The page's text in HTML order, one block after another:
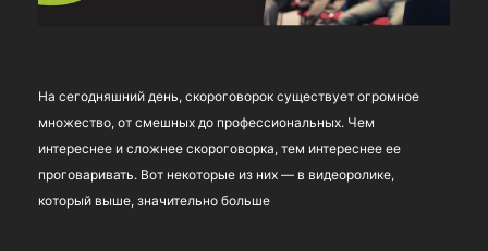
На сегодняшний день, скороговорок существует огромное
множество, от смешных до профессиональных. Чем
интереснее и сложнее скороговорка, тем интереснее ее
проговаривать. Вот некоторые из них — в видеоролике,
который выше, значительно больше